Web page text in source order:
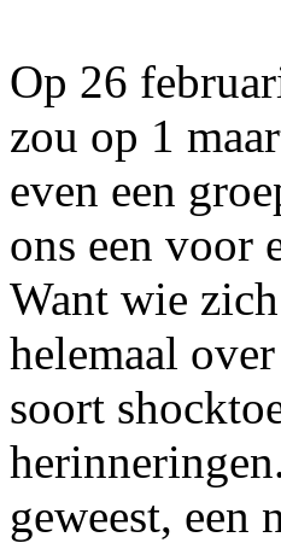
Op 26
zou op 1
even een
ons een voor
Want wie
helemaal
soort
geweest, een